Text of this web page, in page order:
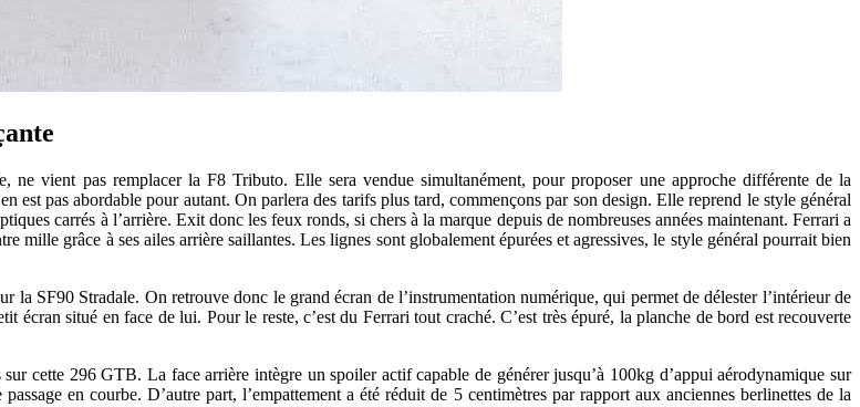
vient pas remplacer la F8 Tributo. Elle sera vendue simultanément, pour proposer une approche différente de la
est pas abordable pour autant. On parlera des tarifs plus tard, commençons par son design. Elle reprend le style général
carrés à l’arrière. Exit donc les feux ronds, si chers à la marque depuis de nombreuses années maintenant. Ferrari a
mille grâce à ses ailes arrière saillantes. Les lignes sont globalement épurées et agressives, le style général pourrait bien
la SF90 Stradale. On retrouve donc le grand écran de l’instrumentation numérique, qui permet de délester l’intérieur de
situé en face de lui. Pour le reste, c’est du Ferrari tout craché. C’est très épuré, la planche de bord est recouverte
cette 296 GTB. La face arrière intègre un spoiler actif capable de générer jusqu’à 100kg d’appui aérodynamique sur
en courbe. D’autre part, l’empattement a été réduit de 5 centimètres par rapport aux anciennes berlinettes de la